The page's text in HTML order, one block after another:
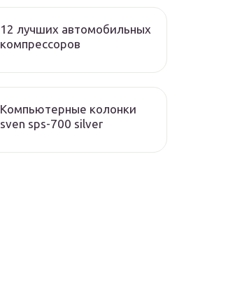
12 лучших автомобильных
компрессоров
Компьютерные колонки
sven sps-700 silver